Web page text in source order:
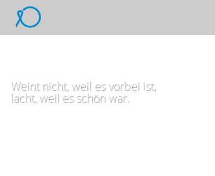
Weint nicht, weil es vorbei ist,
lacht, weil es schön war.